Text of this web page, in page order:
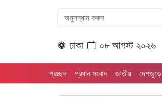
ঢাকা ০৮ আগস্ট ২০২৬
প্রচ্ছদ প্রধান সংবাদ জাতীয় দেশজুড়ে